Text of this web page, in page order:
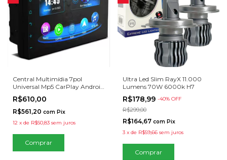
Central Multimídia 7pol
Universal Mp5 CarPlay Android
Auto Espelhamento Android
IOS
R$610,00
R$561,20 com Pix
12 x de R$50,83 sem juros
Ultra Led Slim RayX 11.000
Lumens 70W 6000k H7
R$178,99 -40% OFF
R$299,00
R$164,67 com Pix
3 x de R$59,66 sem juros